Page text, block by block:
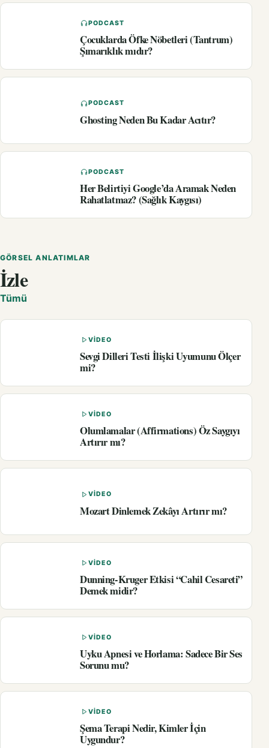
PODCAST
Çocuklarda Öfke Nöbetleri (Tantrum)
Şımarıklık mıdır?
PODCAST
Ghosting Neden Bu Kadar Acıtır?
PODCAST
Her Belirtiyi Google’da Aramak Neden
Rahatlatmaz? (Sağlık Kaygısı)
GÖRSEL ANLATIMLAR
İzle
Tümü
VIDEO
Sevgi Dilleri Testi İlişki Uyumunu Ölçer
mi?
VIDEO
Olumlamalar (Affirmations) Öz Saygıyı
Artırır mı?
VIDEO
Mozart Dinlemek Zekâyı Artırır mı?
VIDEO
Dunning-Kruger Etkisi “Cahil Cesareti”
Demek midir?
VIDEO
Uyku Apnesi ve Horlama: Sadece Bir Ses
Sorunu mu?
VIDEO
Şema Terapi Nedir, Kimler İçin
Uygundur?